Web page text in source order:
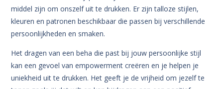
middel zijn om onszelf uit te drukken. Er zijn talloze stijlen,
kleuren en patronen beschikbaar die passen bij verschillende
persoonlijkheden en smaken.
Het dragen van een beha die past bij jouw persoonlijke stijl
kan een gevoel van empowerment creëren en je helpen je
uniekheid uit te drukken. Het geeft je de vrijheid om jezelf te